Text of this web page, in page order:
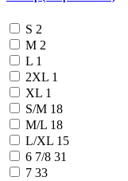
S 2
M 2
L 1
2XL 1
XL 1
S/M 18
M/L 18
L/XL 15
6 7/8 31
7 33